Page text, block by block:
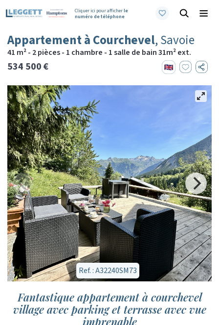
Cliquer ici pour afficherle
numéro de téléphone
Appartement à Courchevel, Savoie
41 m² - 2 pièces - 1 chambre - 1 salle de bain 31m² ext.
534 500 €
Ref. : A32240SM73
Fantastique appartement à courchevel
village avec parking et terrasse avec vue
imprenable